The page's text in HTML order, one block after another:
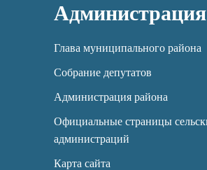
Администрация
Глава муниципального района
Собрание депутатов
Администрация района
Официальные страницы
администраций
Карта сайта